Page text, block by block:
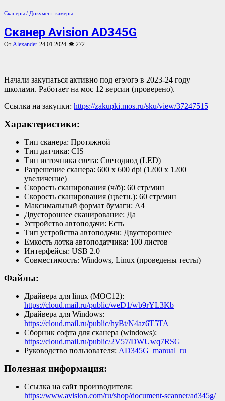
Сканеры / Документ-камеры
Сканер Avision AD345G
От Alexander 24.01.2024 👁 272
Начали закупаться активно под егэ/огэ в 2023-24 году
школами. Работает на мос 12 версии (проверено).
Ссылка на закупки: https://zakupki.mos.ru/sku/view/37247515
Характеристики:
Тип сканера: Протяжной
Тип датчика: CIS
Тип источника света: Светодиод (LED)
Разрешение сканера: 600 x 600 dpi (1200 x 1200
увеличение)
Скорость сканирования (ч/б): 60 стр/мин
Скорость сканирования (цветн.): 60 стр/мин
Максимальный формат бумаги: A4
Двустороннее сканирование: Да
Устройство автоподачи: Есть
Тип устройства автоподачи: Двустороннее
Емкость лотка автоподатчика: 100 листов
Интерфейсы: USB 2.0
Совместимость: Windows, Linux (проведены тесты)
Файлы:
Драйвера для linux (МОС12):
https://cloud.mail.ru/public/weD1/wb9rYL3Kb
Драйвера для Windows:
https://cloud.mail.ru/public/hyBt/N4az6T5TA
Сборник софта для сканера (windows):
https://cloud.mail.ru/public/2V57/DWUwq7RSG
Руководство пользователя: AD345G_manual_ru
Полезная информация:
Ссылка на сайт производителя:
https://www.avision.com/ru/shop/document-scanner/ad345g/